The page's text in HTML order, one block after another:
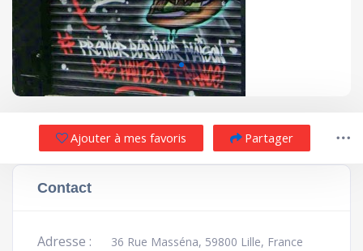
Ajouter à mes favoris Partager
Contact
Adresse : 36 Rue Masséna, 59800 Lille, France